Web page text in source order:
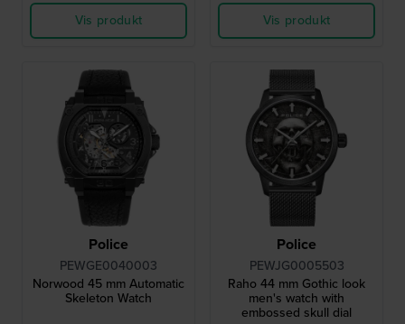
Vis produkt
Vis produkt
Police
PEWGE0040003
Norwood 45 mm Automatic
Skeleton Watch
Police
PEWJG0005503
Raho 44 mm Gothic look
men's watch with
embossed skull dial